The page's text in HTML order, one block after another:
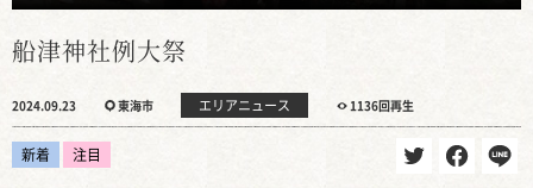
船津神社例大祭
2024.09.23 東海市 エリアニュース 1136回再生
新着 注目